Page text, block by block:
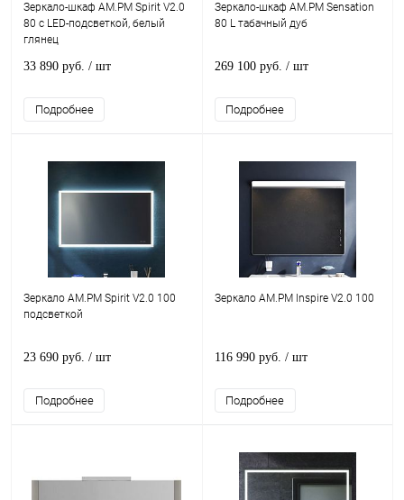
Зеркало-шкаф AM.PM Spirit V2.0
80 с LED-подсветкой, белый
глянец
33 890 руб. / шт
Подробнее
Зеркало-шкаф AM.PM Sensation
80 L табачный дуб
269 100 руб. / шт
Подробнее
Зеркало AM.PM Spirit V2.0 100
подсветкой
23 690 руб. / шт
Подробнее
Зеркало AM.PM Inspire V2.0 100
116 990 руб. / шт
Подробнее